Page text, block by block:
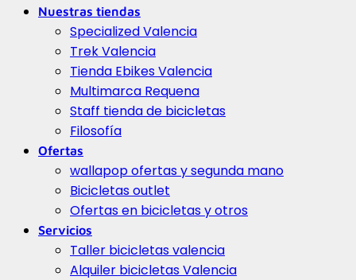
Nuestras tiendas
Specialized Valencia
Trek Valencia
Tienda Ebikes Valencia
Multimarca Requena
Staff tienda de bicicletas
Filosofía
Ofertas
wallapop ofertas y segunda mano
Bicicletas outlet
Ofertas en bicicletas y otros
Servicios
Taller bicicletas valencia
Alquiler bicicletas Valencia